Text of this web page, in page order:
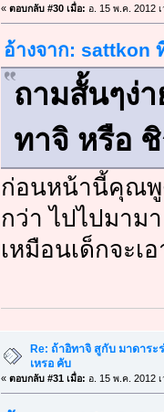
« ตอบกลับ #30 เมื่อ: อ. 15 พ.ค. 2012
อ้างจาก: sattkon
ถามสั้นๆง่
ทาจิ หรือ
ก่อนหน้านี้คุณพู
กว่า ไปไปมาม
เหมือนเด็กจะเ
Re: ถ้าอิทาจิ สูกับ มาดาระ
เหรอ คับ
« ตอบกลับ #31 เมื่อ: อ. 15 พ.ค. 2012